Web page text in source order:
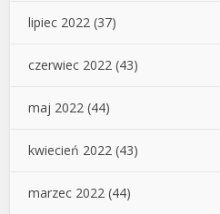
lipiec 2022 (37)
czerwiec 2022 (43)
maj 2022 (44)
kwiecień 2022 (43)
marzec 2022 (44)